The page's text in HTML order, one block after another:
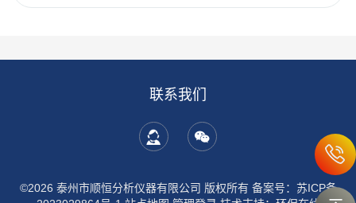
联系我们
©2026 泰州市顺恒分析仪器有限公司 版权所有 备案号：苏ICP备